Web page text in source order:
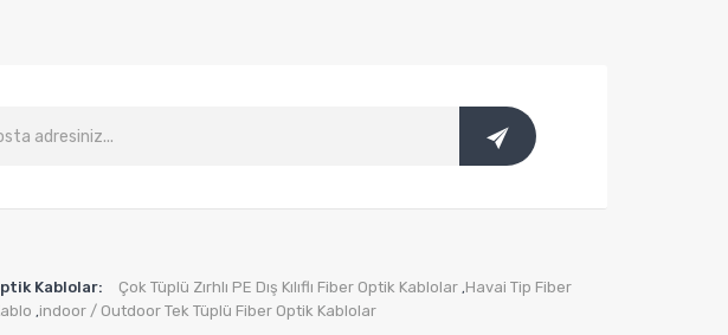
Kablolar: Çok Tüplü Zırhlı PE Dış Kılıflı Fiber Optik Kablolar ,Havai Tip Fiber
,indoor / Outdoor Tek Tüplü Fiber Optik Kablolar